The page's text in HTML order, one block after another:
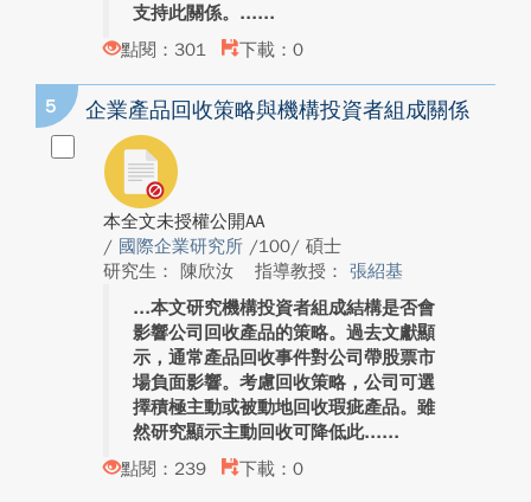
支持此關係。...
點閱：301
下載：0
5 企業產品回收策略與機構投資者組成關係
本全文未授權公開AA
/ 國際企業研究所 /100/ 碩士
研究生： 陳欣汝
指導教授： 張紹基
本文研究機構投資者組成結構是否會
影響公司回收產品的策略。過去文獻顯
示，通常產品回收事件對公司帶股票市
場負面影響。考慮回收策略，公司可選
擇積極主動或被動地回收瑕疵產品。雖
然研究顯示主動回收可降低此...
點閱：239
下載：0